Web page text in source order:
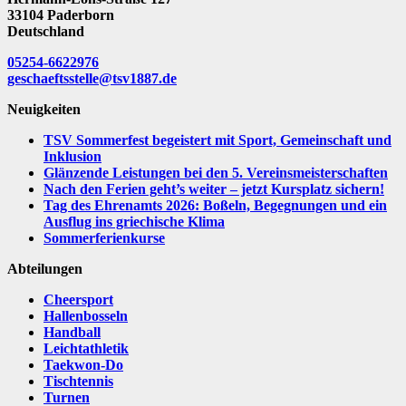
33104 Paderborn
Deutschland
05254-6622976
geschaeftsstelle@tsv1887.de
Neuigkeiten
TSV Sommerfest begeistert mit Sport, Gemeinschaft und
Inklusion
Glänzende Leistungen bei den 5. Vereinsmeisterschaften
Nach den Ferien geht’s weiter – jetzt Kursplatz sichern!
Tag des Ehrenamts 2026: Boßeln, Begegnungen und ein
Ausflug ins griechische Klima
Sommerferienkurse
Abteilungen
Cheersport
Hallenbosseln
Handball
Leichtathletik
Taekwon-Do
Tischtennis
Turnen